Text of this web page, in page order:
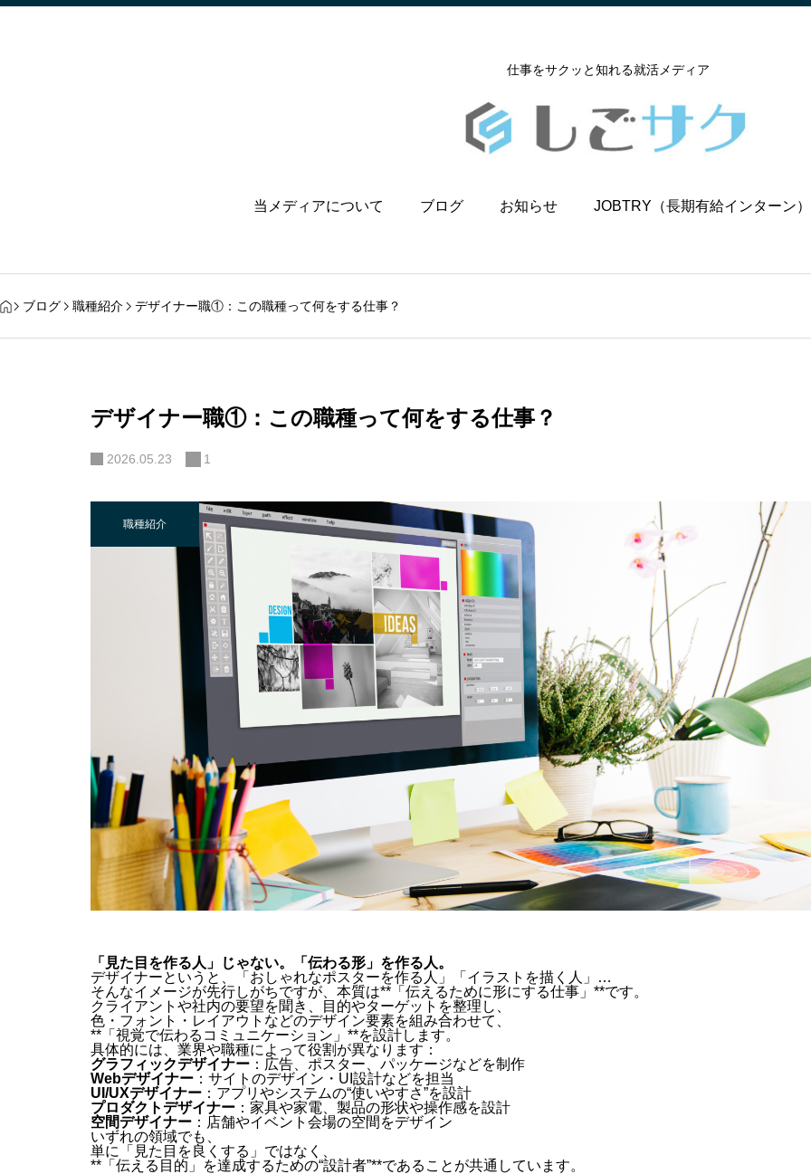
仕事をサクッと知れる就活メディア
当メディアについて ブログ お知らせ JOBTRY（長期有給インターン）
ブログ 職種紹介 デザイナー職①：この職種って何をする仕事？
デザイナー職①：この職種って何をする仕事？
2026.05.23 1
職種紹介
「見た目を作る人」じゃない。「伝わる形」を作る人。
デザイナーというと、「おしゃれなポスターを作る人」「イラストを描く人」…
そんなイメージが先行しがちですが、本質は**「伝えるために形にする仕事」**です。
クライアントや社内の要望を聞き、目的やターゲットを整理し、
色・フォント・レイアウトなどのデザイン要素を組み合わせて、
**「視覚で伝わるコミュニケーション」**を設計します。
具体的には、業界や職種によって役割が異なります：
グラフィックデザイナー ：広告、ポスター、パッケージなどを制作
Webデザイナー ：サイトのデザイン・UI設計などを担当
UI/UXデザイナー ：アプリやシステムの“使いやすさ”を設計
プロダクトデザイナー ：家具や家電、製品の形状や操作感を設計
空間デザイナー ：店舗やイベント会場の空間をデザイン
いずれの領域でも、
単に「見た目を良くする」ではなく、
**「伝える目的」を達成するための“設計者”**であることが共通しています。